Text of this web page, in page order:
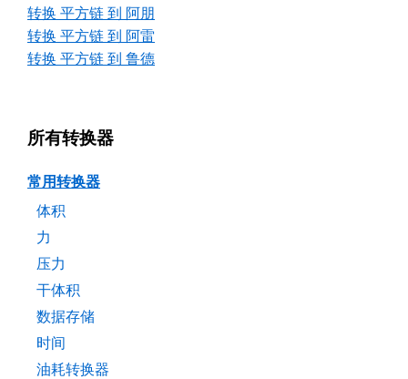
转换 平方链 到 阿朋
转换 平方链 到 阿雷
转换 平方链 到 鲁德
所有转换器
常用转换器
体积
力
压力
干体积
数据存储
时间
油耗转换器